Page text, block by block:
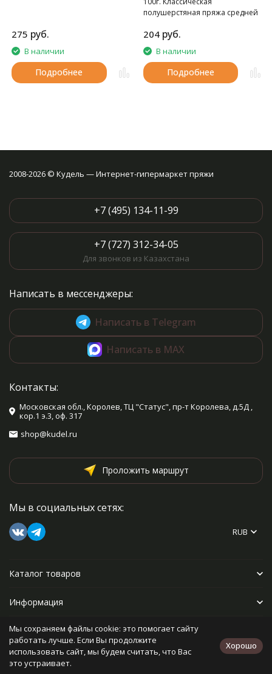
275 руб.
В наличии
Подробнее
полушерстяная пряжа средней
204 руб.
В наличии
Подробнее
2008-2026 © Кудель — Интернет-гипермаркет пряжи
+7 (495) 134-11-99
+7 (727) 312-34-05
Для звонков из Казахстана
Написать в мессенджеры:
Написать в Telegram
Написать в MAX
Контакты:
Московская обл., Королев, ТЦ "Статус", пр-т Королева, д.5Д ,
кор.1 э.3, оф. 317
shop@kudel.ru
Проложить маршрут
Мы в социальных сетях:
RUB
Каталог товаров
Информация
Прочее
Политика персональных данных
Мы сохраняем файлы cookie: это помогает сайту
работать лучше. Если Вы продолжите
использовать сайт, мы будем считать, что Вас
это устраивает.
Хорошо